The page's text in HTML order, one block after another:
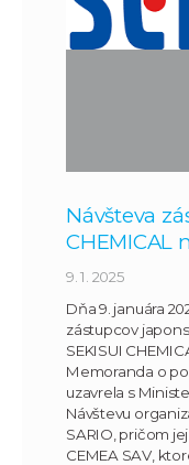
Návšteva
CHEMICAL
9. 1. 2025
Dňa 9. januára
zástupcov
SEKISUI
Memoranda o
uzavrela s
Návštevu
SARIO, pričom
CEMEA SAV,